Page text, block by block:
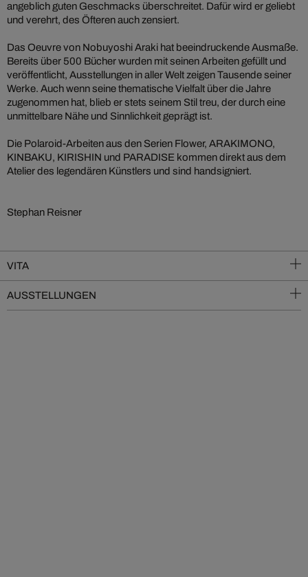
angeblich guten Geschmacks überschreitet. Dafür wird er geliebt
und verehrt, des Öfteren auch zensiert.
Das Oeuvre von Nobuyoshi Araki hat beeindruckende Ausmaße.
Bereits über 500 Bücher wurden mit seinen Arbeiten gefüllt und
veröffentlicht, Ausstellungen in aller Welt zeigen Tausende seiner
Werke. Auch wenn seine thematische Vielfalt über die Jahre
zugenommen hat, blieb er stets seinem Stil treu, der durch eine
unmittelbare Nähe und Sinnlichkeit geprägt ist.
Die Polaroid-Arbeiten aus den Serien Flower, ARAKIMONO,
KINBAKU, KIRISHIN und PARADISE kommen direkt aus dem
Atelier des legendären Künstlers und sind handsigniert.
Stephan Reisner
VITA
AUSSTELLUNGEN